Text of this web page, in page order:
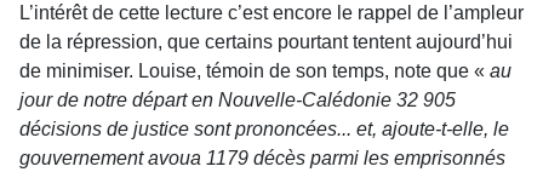
L’intérêt de cette lecture c’est encore le rappel de l’ampleur
de la répression, que certains pourtant tentent aujourd’hui
de minimiser. Louise, témoin de son temps, note que « au
jour de notre départ en Nouvelle-Calédonie 32 905
décisions de justice sont prononcées... et, ajoute-t-elle, le
gouvernement avoua 1179 décès parmi les emprisonnés